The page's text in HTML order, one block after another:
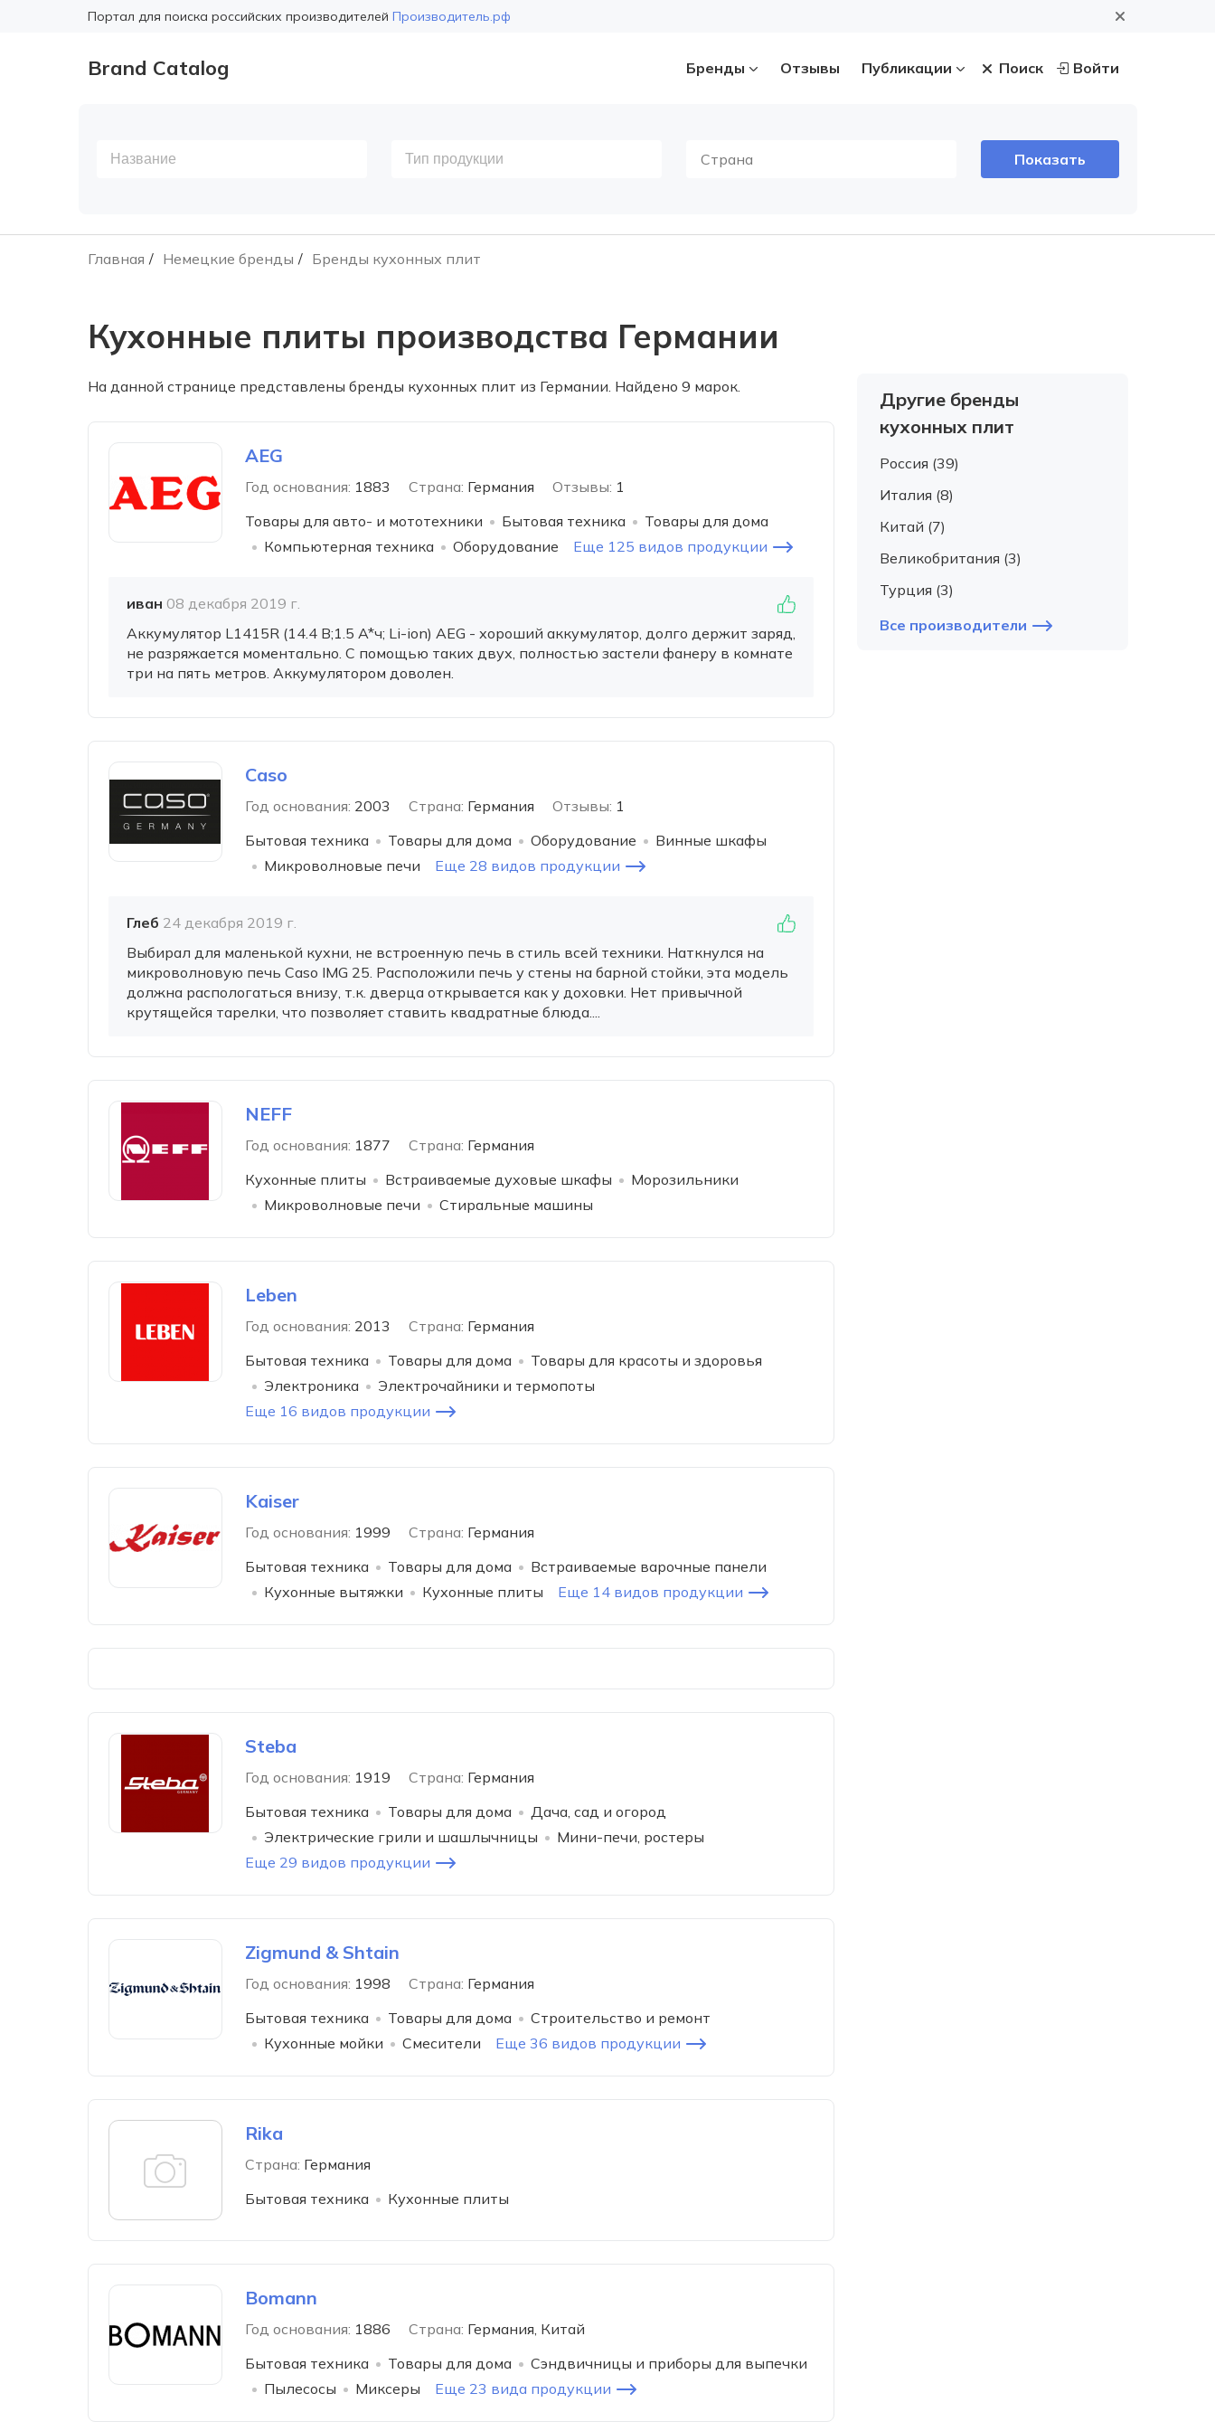
Портал для поиска российских производителей Производитель.рф
Brand Catalog Бренды Отзывы Публикации Поиск Войти
Страна
Главная Немецкие бренды Бренды кухонных плит
Кухонные плиты производства Германии
На данной странице представлены бренды кухонных плит из Германии. Найдено 9 марок.
AEG
Год основания: 1883 Страна: Германия Отзывы: 1
Товары для авто- и мототехники
Бытовая техника
Товары для дома
Компьютерная техника
Оборудование Еще 125 видов продукции
иван 08 декабря 2019 г.
Аккумулятор L1415R (14.4 В;1.5 A*ч; Li-ion) AEG - хороший аккумулятор, долго держит заряд,
не разряжается моментально. С помощью таких двух, полностью застели фанеру в комнате
три на пять метров. Аккумулятором доволен.
Caso
Год основания: 2003 Страна: Германия Отзывы: 1
Бытовая техника
Товары для дома Оборудование
Винные шкафы
Микроволновые печи
Еще 28 видов продукции
Глеб 24 декабря 2019 г.
Выбирал для маленькой кухни, не встроенную печь в стиль всей техники. Наткнулся на
микроволновую печь Caso IMG 25. Расположили печь у стены на барной стойки, эта модель
должна распологаться внизу, т.к. дверца открывается как у доховки. Нет привычной
крутящейся тарелки, что позволяет ставить квадратные блюда....
NEFF
Год основания: 1877 Страна: Германия
Кухонные плиты
Встраиваемые духовые шкафы
Морозильники
Микроволновые печи
Стиральные машины
Leben
Год основания: 2013 Страна: Германия
Бытовая техника
Товары для дома
Товары для красоты и здоровья
Электроника
Электрочайники и термопоты
Еще 16 видов продукции
Kaiser
Год основания: 1999 Страна: Германия
Бытовая техника
Товары для дома
Встраиваемые варочные панели
Кухонные вытяжки
Кухонные плиты Еще 14 видов продукции
Steba
Год основания: 1919 Страна: Германия
Бытовая техника
Товары для дома
Дача, сад и огород
Электрические грили и шашлычницы
Мини-печи, ростеры
Еще 29 видов продукции
Zigmund & Shtain
Год основания: 1998 Страна: Германия
Бытовая техника
Товары для дома
Строительство и ремонт
Кухонные мойки
Смесители Еще 36 видов продукции
Rika
Страна: Германия
Бытовая техника
Кухонные плиты
Bomann
Год основания: 1886 Страна: Германия, Китай
Бытовая техника
Товары для дома
Сэндвичницы и приборы для выпечки
Пылесосы
Миксеры Еще 23 вида продукции
Другие бренды
кухонных плит
Россия (39)
Италия (8)
Китай (7)
Великобритания (3)
Турция (3)
Все производители